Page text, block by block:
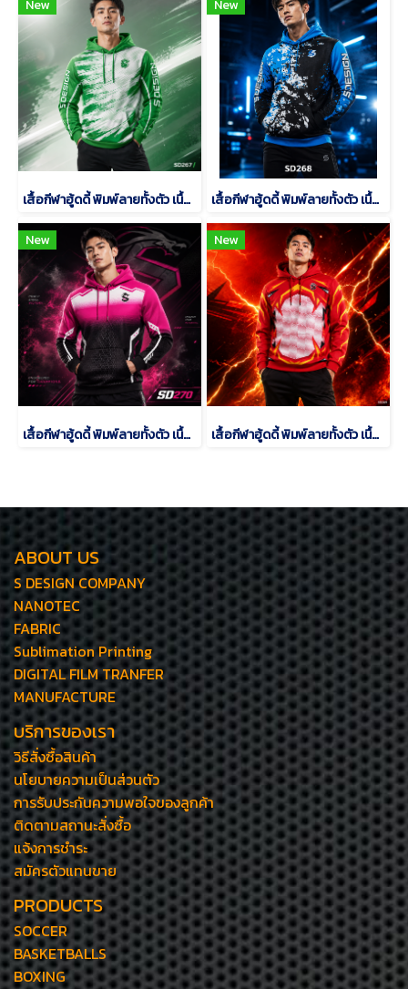
New
เสื้อกีฬาฮู้ดดี้ พิมพ์ลายทั้งตัว เนื้อผ้า "นาโนเทค" SD 267
New
เสื้อกีฬาฮู้ดดี้ พิมพ์ลายทั้งตัว เนื้อผ้า "นาโนเทค" SD 268
New
เสื้อกีฬาฮู้ดดี้ พิมพ์ลายทั้งตัว เนื้อผ้า "นาโนเทค" SD 270
New
เสื้อกีฬาฮู้ดดี้ พิมพ์ลายทั้งตัว เนื้อผ้า "นาโนเทค" SD 269
ABOUT US
S DESIGN COMPANY
NANOTEC
FABRIC
Sublimation Printing
DIGITAL FILM TRANFER
MANUFACTURE
บริการของเรา
วิธีสั่งซื้อสินค้า
นโยบายความเป็นส่วนตัว
การรับประกันความพอใจของลูกค้า
ติดตามสถานะสั่งซื้อ
แจ้งการชำระ
สมัครตัวแทนขาย
PRODUCTS
SOCCER
BASKETBALLS
BOXING